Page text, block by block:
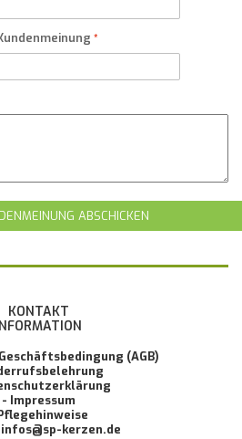
ABSCHICKEN
KONTAKT
(AGB)
- Impressum
kerzen.de